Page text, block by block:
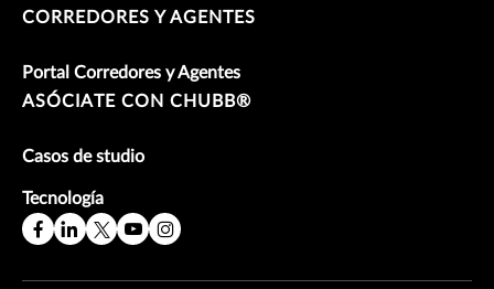
CORREDORES Y AGENTES
Portal Corredores y Agentes
ASÓCIATE CON CHUBB®
Casos de studio
Tecnología